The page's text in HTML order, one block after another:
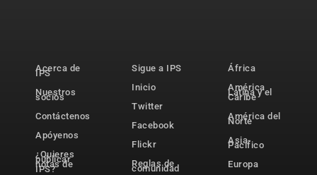
Acerca de
IPS
Nuestros
socios
Contáctenos
Apóyenos
¿Quieres
publicar
notas de
IPS?
Sigue a IPS
Inicio
Twitter
Facebook
Flickr
Reglas de
comunidad
África
América
Latina y el
Caribe
América del
Norte
Asia-
Pacífico
Europa